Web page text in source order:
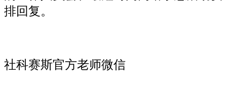
排回复。
社科赛斯官方老师微信